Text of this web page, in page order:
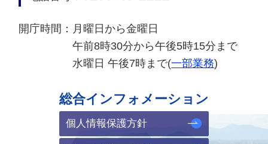
開庁時間： 月曜日から金曜日
午前8時30分から午後5時15分まで
水曜日 午後7時まで(一部業務)
総合インフォメーション
個人情報保護方針